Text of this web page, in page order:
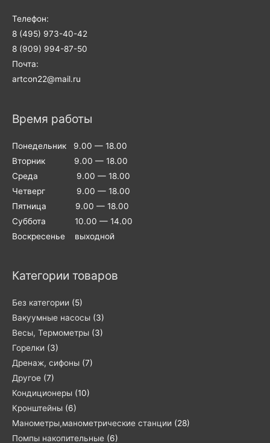
Телефон:
8 (495) 973-40-42
8 (909) 994-87-50
Почта:
artcon22@mail.ru
Время работы
Понедельник 9.00 — 18.00
Вторник 9.00 — 18.00
Среда 9.00 — 18.00
Четверг 9.00 — 18.00
Пятница 9.00 — 18.00
Суббота 10.00 — 14.00
Воскресенье выходной
Категории товаров
Без категории (5)
Вакуумные насосы (3)
Весы, Термометры (3)
Горелки (3)
Дренаж, сифоны (7)
Другое (7)
Кондиционеры (10)
Кронштейны (6)
Манометры,манометрические станции (28)
Помпы накопительные (6)